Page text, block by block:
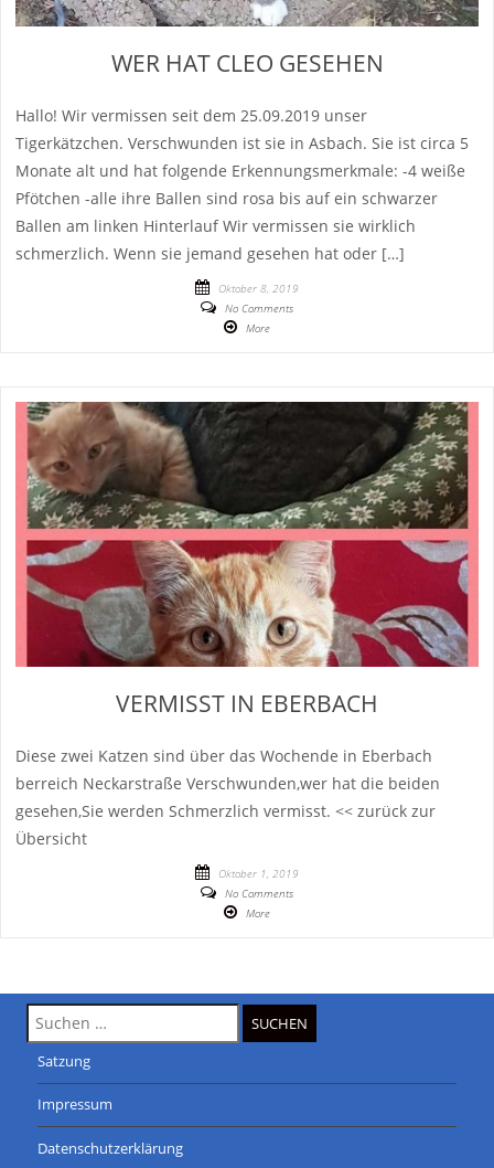
WER HAT CLEO GESEHEN
Hallo! Wir vermissen seit dem 25.09.2019 unser
Tigerkätzchen. Verschwunden ist sie in Asbach. Sie ist circa 5
Monate alt und hat folgende Erkennungsmerkmale: -4 weiße
Pfötchen -alle ihre Ballen sind rosa bis auf ein schwarzer
Ballen am linken Hinterlauf Wir vermissen sie wirklich
schmerzlich. Wenn sie jemand gesehen hat oder […]
Oktober 8, 2019
No Comments
More
VERMISST IN EBERBACH
Diese zwei Katzen sind über das Wochende in Eberbach
berreich Neckarstraße Verschwunden,wer hat die beiden
gesehen,Sie werden Schmerzlich vermisst. << zurück zur
Übersicht
Oktober 1, 2019
No Comments
More
Suche
nach:
Satzung
Impressum
Datenschutzerklärung